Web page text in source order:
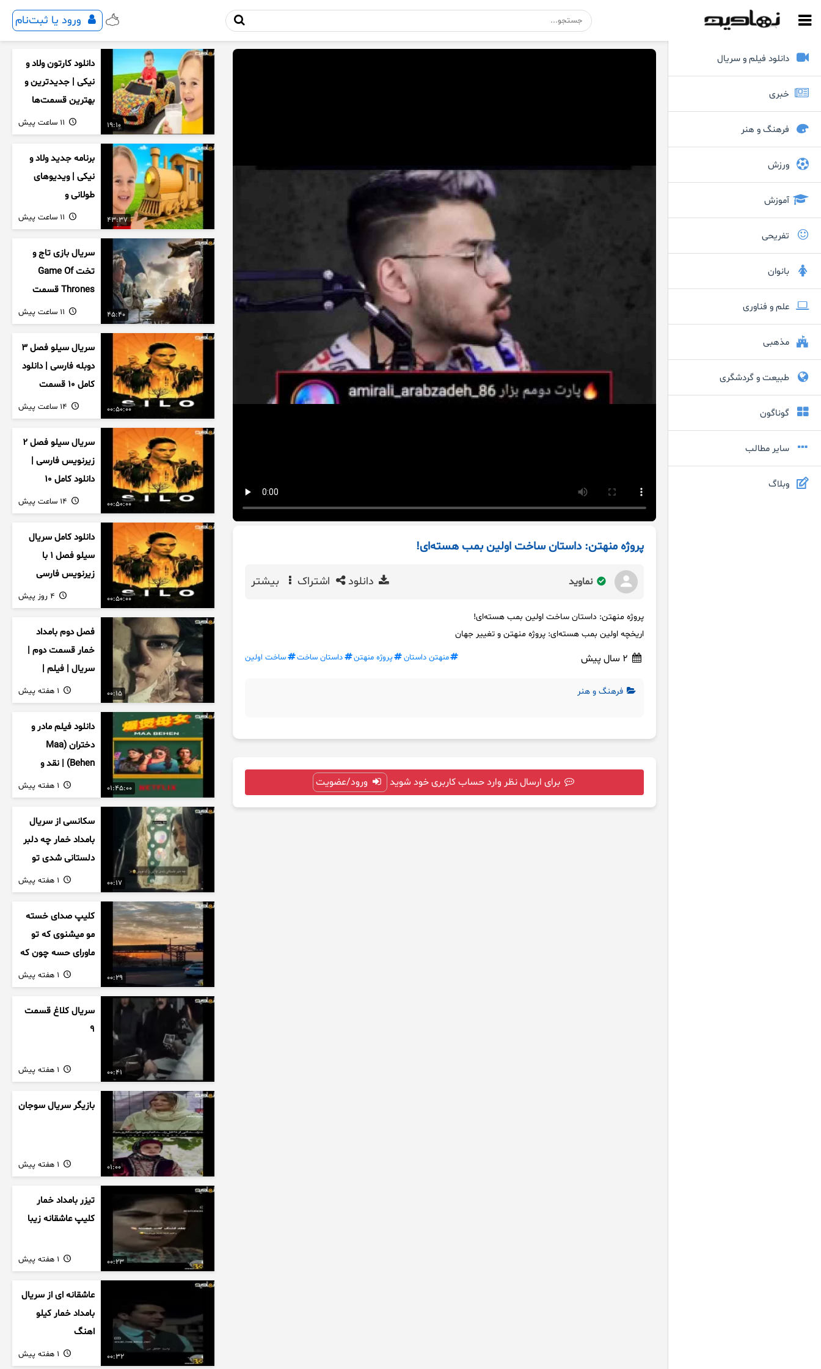
ورود یا ثبت‌نام
دانلود فیلم و سریال
خبری
فرهنگ و هنر
ورزش
آموزش
تفریحی
بانوان
علم و فناوری
مذهبی
طبیعت و گردشگری
گوناگون
سایر مطالب
وبلاگ
پروژه منهتن: داستان ساخت اولین بمب هسته‌ای!
نماوید دانلود اشتراک بیشتر
پروژه منهتن: داستان ساخت اولین بمب هسته‌ای!
اریخچه اولین بمب هسته‌ای: پروژه منهتن و تغییر جهان
منهتن داستان پروژه منهتن داستان ساخت ساخت اولین
فرهنگ و هنر
برای ارسال نظر وارد حساب کاربری خود شوید ورود/عضویت
19:10
دانلود کارتون ولاد و
نیکی | جدیدترین و
بهترین قسمت‌ها
43:37
برنامه جدید ولاد و
نیکی | ویدیوهای
طولانی و
سرگرم‌کننده کودکان
45:40
سریال بازی تاج و
تخت Game Of
Thrones قسمت
دوم فصل اول
زیرنویس فارسی
00:50:00
سریال سیلو فصل ۳
دوبله فارسی | دانلود
کامل ۱۰ قسمت
00:50:00
سریال سیلو فصل ۲
زیرنویس فارسی |
دانلود کامل ۱۰
قسمت
00:50:00
دانلود کامل سریال
سیلو فصل ۱ با
زیرنویس فارسی
00:15
فصل دوم بامداد
خمار قسمت دوم |
سریال | فیلم |
نمایش خانگی |
محبوبه | سینمایی
01:45:00
دانلود فیلم مادر و
دختران (Maa
Behen) | نقد و
بررسی درام خانوادگی
هندی
00:17
سکانسی از سریال
بامداد خمار چه دلبر
دلستانی شدی تو
این بزک عروس..
00:29
کلیپ صدای خسته
مو میشنوی که تو
ماورای حسه چون که
داریم می رسیم به
اخرای قصه
00:41
سریال کلاغ قسمت
9
01:00
بازیگر سریال سوجان
00:23
تیزر بامداد خمار
کلیپ عاشقانه زیبا
00:32
عاشقانه ای از سریال
بامداد خمار کیلو
اهنگ